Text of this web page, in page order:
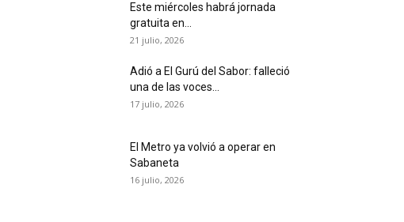
Este miércoles habrá jornada
gratuita en...
21 julio, 2026
Adió a El Gurú del Sabor: falleció
una de las voces...
17 julio, 2026
El Metro ya volvió a operar en
Sabaneta
16 julio, 2026